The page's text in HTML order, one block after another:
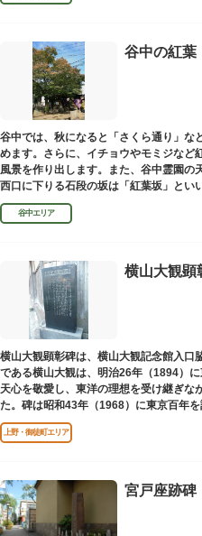
谷中の紅葉
谷中では、秋になると「さくら通り」な
めます。さらに、イチョウやモミジなど
風景を作り出します。また、谷中霊園の
西口に下りる石段の坂は「紅葉坂」とい
このように命名されたという説があります
谷中エリア
横山大観顕
横山大観顕彰碑は、横山大観記念館入口
である横山大観は、明治26年（1894）
天心を敬愛し、東洋の理想を受け継ぎな
た。碑は昭和43年（1968）に東京百年
た。
上野・御徒町エリア
宮戸座跡碑